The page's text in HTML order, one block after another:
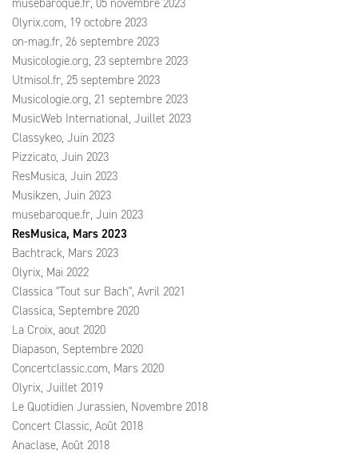
musebaroque.fr, 05 novembre 2023
Olyrix.com, 19 octobre 2023
on-mag.fr, 26 septembre 2023
Musicologie.org, 23 septembre 2023
Utmisol.fr, 25 septembre 2023
Musicologie.org, 21 septembre 2023
MusicWeb International, Juillet 2023
Classykeo, Juin 2023
Pizzicato, Juin 2023
ResMusica, Juin 2023
Musikzen, Juin 2023
musebaroque.fr, Juin 2023
ResMusica, Mars 2023
Bachtrack, Mars 2023
Olyrix, Mai 2022
Classica "Tout sur Bach", Avril 2021
Classica, Septembre 2020
La Croix, aout 2020
Diapason, Septembre 2020
Concertclassic.com, Mars 2020
Olyrix, Juillet 2019
Le Quotidien Jurassien, Novembre 2018
Concert Classic, Août 2018
Anaclase, Août 2018